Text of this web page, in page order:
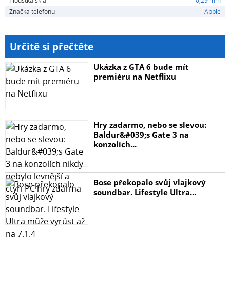
• SCREENFORCE™ UltraGlass2 Anti-Microbial ochranné
sklo
• Nálepka pro odstranění prachu
• Čisticí hadřík
Značka telefonu
Apple
Určitě si přečtěte
Ukázka z GTA 6 bude mít
premiéru na Netflixu
Hry zadarmo, nebo se slevou:
Baldur&#039;s Gate 3 na
konzolích...
Bose překopalo svůj vlajkový
soundbar. Lifestyle Ultra...